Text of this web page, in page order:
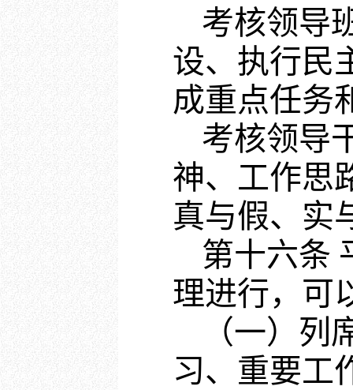
考核领导
设、执行民
成重点任务
考核领导
神、工作思
真与假、实
第十六条
理进行，可
（一）
习、重要工